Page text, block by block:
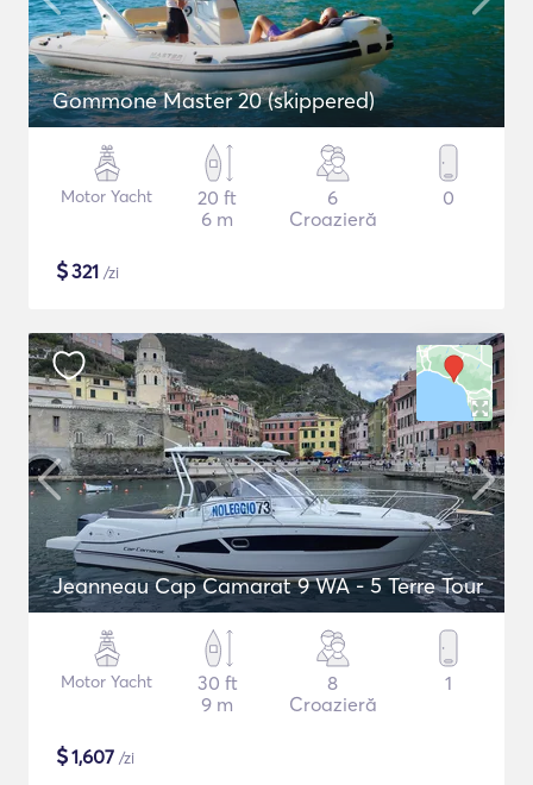
Gommone Master 20 (skippered)
Motor Yacht
20 ft
6 m
6
Croazieră
0
$321 /zi
Jeanneau Cap Camarat 9 WA - 5 Terre Tour
Motor Yacht
30 ft
9 m
8
Croazieră
1
$1,607 /zi